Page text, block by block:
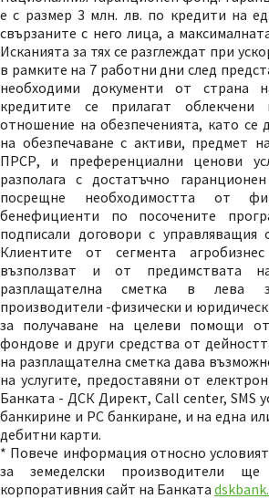
е с размер 3 млн. лв. по кредити на
свързаните с него лица, а
Исканията за тях се разглеждат при
в рамките на 7 работни дни след
необходими документи от страна
кредитите се прилагат облекчени
отношение на обезпеченията, като се
на обезпечаване с активи, предмет
ПРСР, и преференциални ценови
разполага с достатъчно
посрещне необходимостта от
бенефициенти по посочените
подписали договори с управляващия
Клиентите от сегмента
възползват и от предимствата
разплащателна сметка в лева
производители -физически и
за получаване на целеви помощи от
фондове и други средства от
на разплащателна сметка дава
на услугите, предоставяни от
Банката - ДСК Директ, Call center, SMS
банкирине и РС банкиране, и на една
дебитни карти.
* Повече информация относно
за земеделски производители
корпоративния сайт на Банката